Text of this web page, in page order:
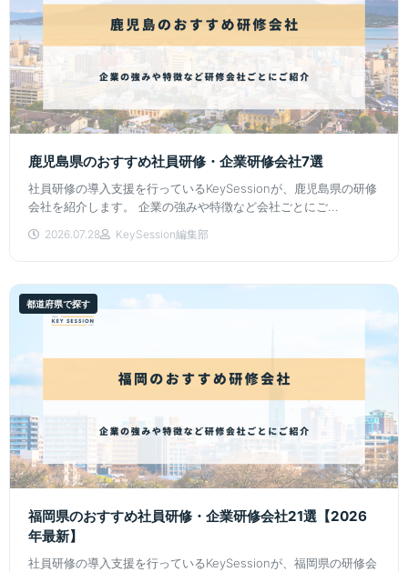
鹿児島県のおすすめ社員研修・企業研修会社7選
社員研修の導入支援を行っているKeySessionが、鹿児島県の研修
会社を紹介します。 企業の強みや特徴など会社ごとにご...
2026.07.28 KeySession編集部
都道府県で探す
福岡県のおすすめ社員研修・企業研修会社21選【2026
年最新】
社員研修の導入支援を行っているKeySessionが、福岡県の研修会